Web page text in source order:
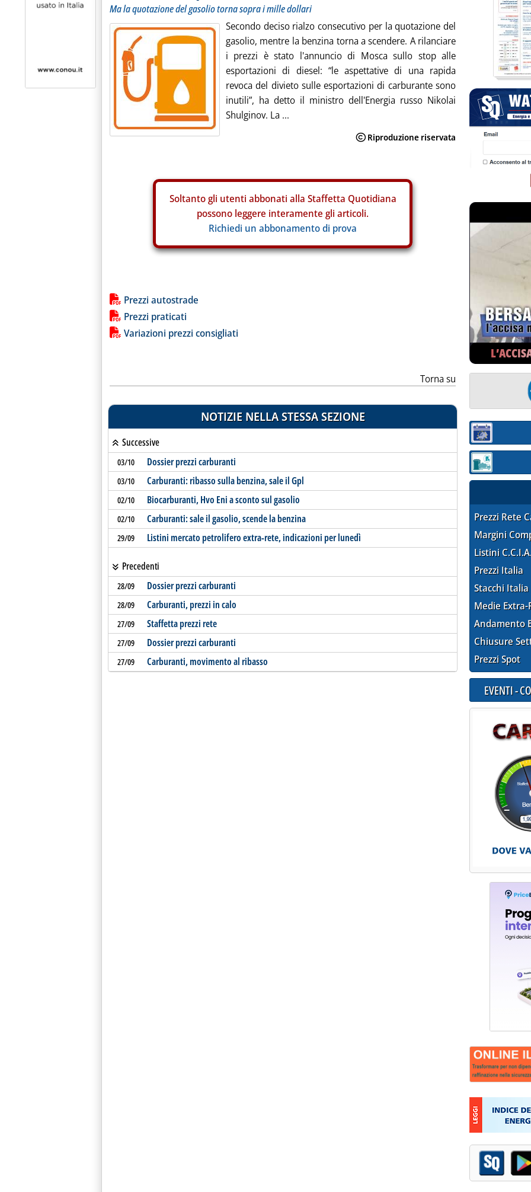
Ma la quotazione del gasolio torna sopra i mille dollari
Secondo deciso rialzo consecutivo per la quotazione del
gasolio, mentre la benzina torna a scendere. A rilanciare
i prezzi è stato l'annuncio di Mosca sullo stop alle
esportazioni di diesel: “le aspettative di una rapida
revoca del divieto sulle esportazioni di carburante sono
inutili”, ha detto il ministro dell'Energia russo Nikolai
Shulginov. La ...
Soltanto gli utenti abbonati alla Staffetta Quotidiana
possono leggere interamente gli articoli.
Richiedi un abbonamento di prova
Lista allegati PDF alla notizia
Prezzi autostrade
Prezzi praticati
Variazioni prezzi consigliati
Torna su
NOTIZIE NELLA STESSA SEZIONE
Successive
03/10 Dossier prezzi carburanti
03/10 Carburanti: ribasso sulla benzina, sale il Gpl
02/10 Biocarburanti, Hvo Eni a sconto sul gasolio
02/10 Carburanti: sale il gasolio, scende la benzina
29/09 Listini mercato petrolifero extra-rete, indicazioni per lunedì
Precedenti
28/09 Dossier prezzi carburanti
28/09 Carburanti, prezzi in calo
27/09 Staffetta prezzi rete
27/09 Dossier prezzi carburanti
27/09 Carburanti, movimento al ribasso
Sezione:
Sezione:
Prezzi Rete
Margini
Listini
Prezzi Italia
Stacchi Italia
Medie Extra-
Andamento
Chiusure
Prezzi Spot
EVENTI -